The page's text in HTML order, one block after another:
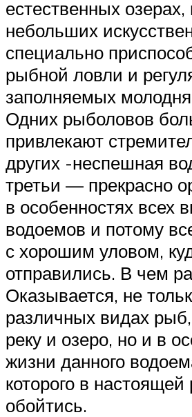
естественных озерах,
небольших
специально
рыбной ловли и
заполняемых
Одних рыболовов
привлекают
других -неспешная
третьи — прекрасно
в особенностях всех
водоемов и потому
с хорошим уловом,
отправились. В чем
Оказывается, не
различных видах
реку и озеро, но и в
жизни данного
которого в
обойтись.